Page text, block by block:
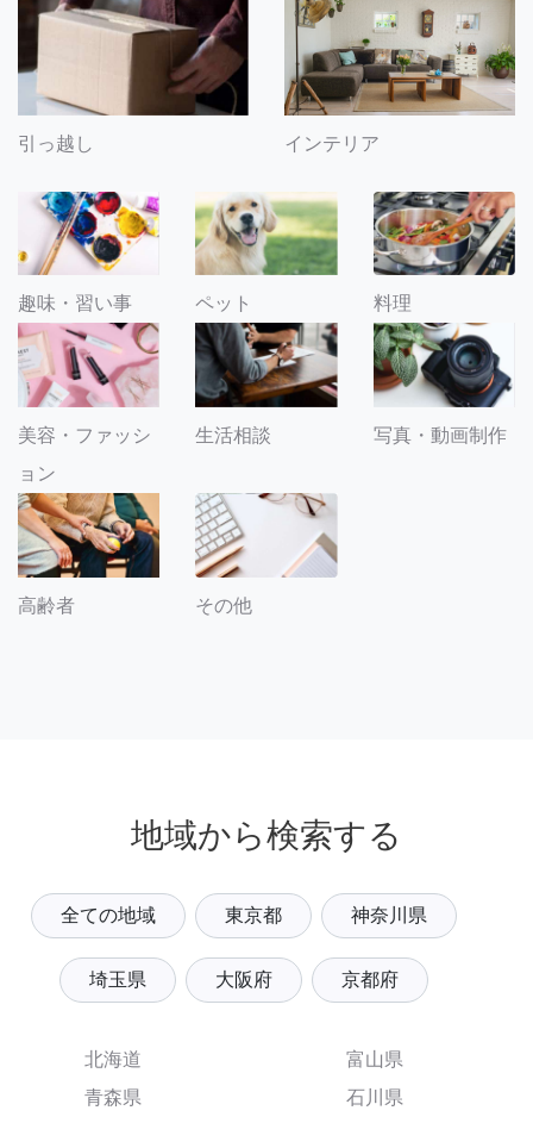
引っ越し インテリア
趣味・習い事 ペット 料理
美容・ファッシ
ョン
生活相談 写真・動画制作
高齢者 その他
地域から検索する
全ての地域 東京都 神奈川県
埼玉県 大阪府 京都府
北海道
青森県
富山県
石川県